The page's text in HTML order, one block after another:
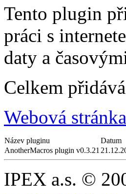
Tento plugin
práci s
daty a
Celkem
Webová
Název pluginu Datum
AnotherMacros plugin v0.3.21
IPEX a.s. ©